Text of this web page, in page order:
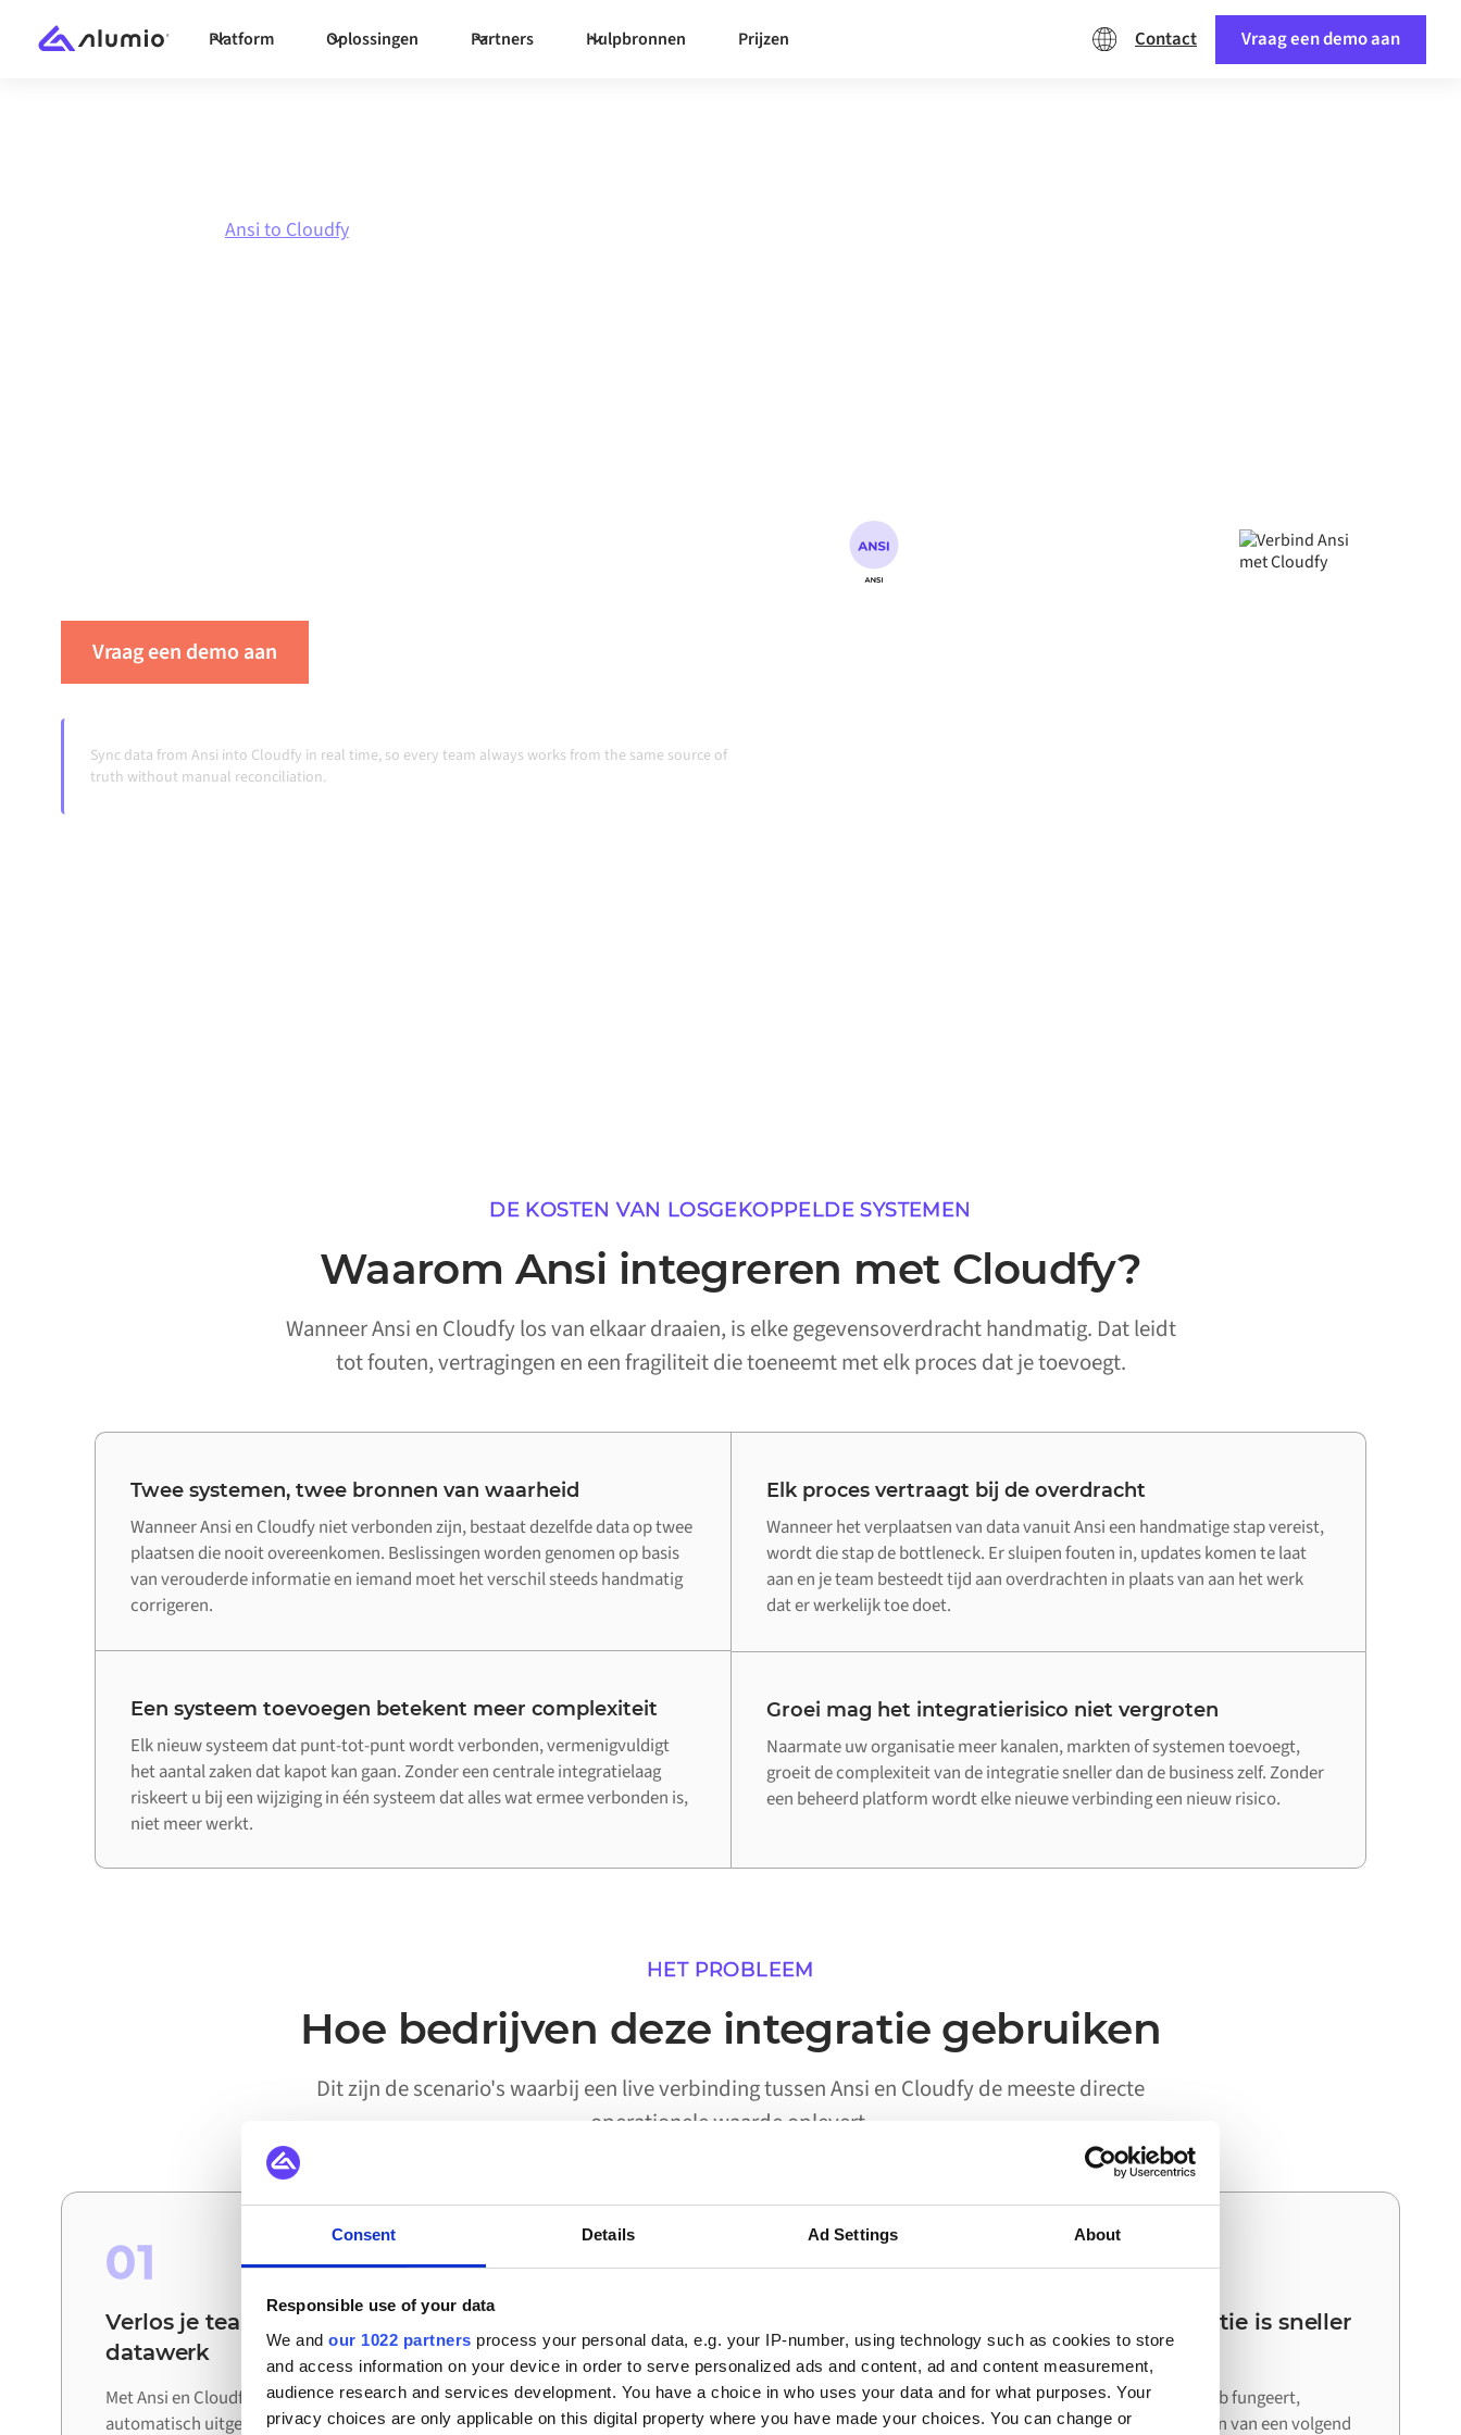
Consent Details Ad Settings About
Responsible use of your data
We and our 1022 partners process your personal data, e.g. your IP-number, using technology such as cookies to store
and access information on your device in order to serve personalized ads and content, ad and content measurement,
audience research and services development. You have a choice in who uses your data and for what purposes. Your
privacy choices are only applicable on this digital property where you have made your choices. You can change or
Platform Oplossingen Partners Hulpbronnen Prijzen Contact Vraag een demo aan
Ansi to Cloudfy
Vraag een demo aan
Sync data from Ansi into Cloudfy in real time, so every team always works from the same source of
truth without manual reconciliation.
DE KOSTEN VAN LOSGEKOPPELDE SYSTEMEN
Waarom Ansi integreren met Cloudfy?
Wanneer Ansi en Cloudfy los van elkaar draaien, is elke gegevensoverdracht handmatig. Dat leidt
tot fouten, vertragingen en een fragiliteit die toeneemt met elk proces dat je toevoegt.
Twee systemen, twee bronnen van waarheid
Wanneer Ansi en Cloudfy niet verbonden zijn, bestaat dezelfde data op twee
plaatsen die nooit overeenkomen. Beslissingen worden genomen op basis
van verouderde informatie en iemand moet het verschil steeds handmatig
corrigeren.
Elk proces vertraagt bij de overdracht
Wanneer het verplaatsen van data vanuit Ansi een handmatige stap vereist,
wordt die stap de bottleneck. Er sluipen fouten in, updates komen te laat
aan en je team besteedt tijd aan overdrachten in plaats van aan het werk
dat er werkelijk toe doet.
Een systeem toevoegen betekent meer complexiteit
Elk nieuw systeem dat punt-tot-punt wordt verbonden, vermenigvuldigt
het aantal zaken dat kapot kan gaan. Zonder een centrale integratielaag
riskeert u bij een wijziging in één systeem dat alles wat ermee verbonden is,
niet meer werkt.
Groei mag het integratierisico niet vergroten
Naarmate uw organisatie meer kanalen, markten of systemen toevoegt,
groeit de complexiteit van de integratie sneller dan de business zelf. Zonder
een beheerd platform wordt elke nieuwe verbinding een nieuw risico.
HET PROBLEEM
Hoe bedrijven deze integratie gebruiken
Dit zijn de scenario's waarbij een live verbinding tussen Ansi en Cloudfy de meeste directe
operationele waarde oplevert.
01
Verlos je teams van handmatig
datawerk
Met Ansi en Cloudfy verbonden worden updates
automatisch uitgewisseld tussen systemen. De
02
uitgevoerd zonder handmatige
activering
Workflows waarvoor eerder een persoon nodig
03
Je volgende integratie is sneller
dan de eerste
Omdat Alumio als centrale hub fungeert,
hergebruik je bij het aansluiten van een volgend